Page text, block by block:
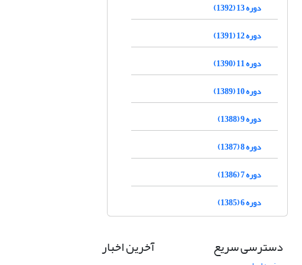
دوره 13 (1392)
دوره 12 (1391)
دوره 11 (1390)
دوره 10 (1389)
دوره 9 (1388)
دوره 8 (1387)
دوره 7 (1386)
دوره 6 (1385)
دسترسی سریع آخرین اخبار